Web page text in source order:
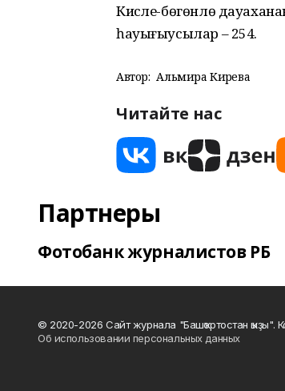
Кисәле-бөгөнлө
һауығыусылар – 254.
Автор: Альмира Кирәева
Читайте нас
Партнеры
Фотобанк журналистов РБ
© 2020-2026 Сайт журнала "Башҡортостан ҡыҙы".
Об использовании персональных данных